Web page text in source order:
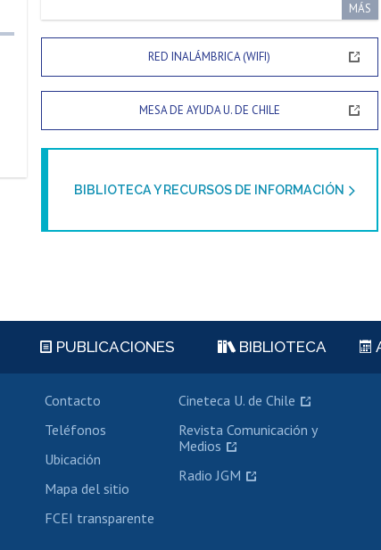
MÁS
RED INALÁMBRICA (WIFI)
MESA DE AYUDA U. DE CHILE
BIBLIOTECA Y RECURSOS DE INFORMACIÓN
PUBLICACIONES BIBLIOTECA
Contacto
Teléfonos
Ubicación
Mapa del sitio
FCEI transparente
Cineteca U. de Chile
Revista Comunicación y
Medios
Radio JGM